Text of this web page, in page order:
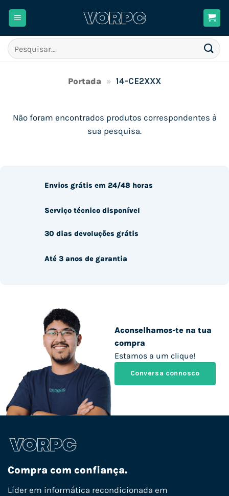
Pesquisar
por:
Portada » 14-CE2XXX
Não foram encontrados produtos correspondentes à
sua pesquisa.
Aconselhamos-te na tua
compra
Estamos a um clique!
Conversa connosco
Envios grátis em 24/48 horas
Serviço técnico disponível
30 dias devoluções grátis
Até 3 anos de garantia
Compra com confiança.
Líder em informática recondicionada em